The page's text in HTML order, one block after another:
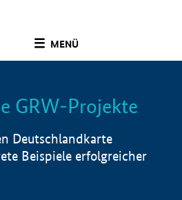
MENÜ
Info
GRW-Projekte
Deutschlandkarte
Beispiele erfolgreicher